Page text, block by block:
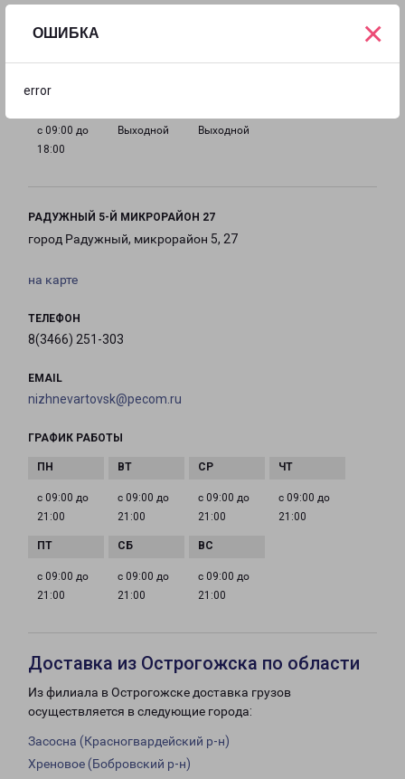
ОШИБКА
error
×
с 09:00 до
18:00
Выходной Выходной
РАДУЖНЫЙ 5-Й МИКРОРАЙОН 27
город Радужный, микрорайон 5, 27
на карте
ТЕЛЕФОН
8(3466) 251-303
EMAIL
nizhnevartovsk@pecom.ru
ГРАФИК РАБОТЫ
с 09:00 до
21:00
с 09:00 до
21:00
с 09:00 до
21:00
с 09:00 до
21:00
с 09:00 до
21:00
с 09:00 до
21:00
с 09:00 до
21:00
Доставка из Острогожска по области
Из филиала в Острогожске доставка грузов
осуществляется в следующие города:
Засосна (Красногвардейский р-н)
Хреновое (Бобровский р-н)